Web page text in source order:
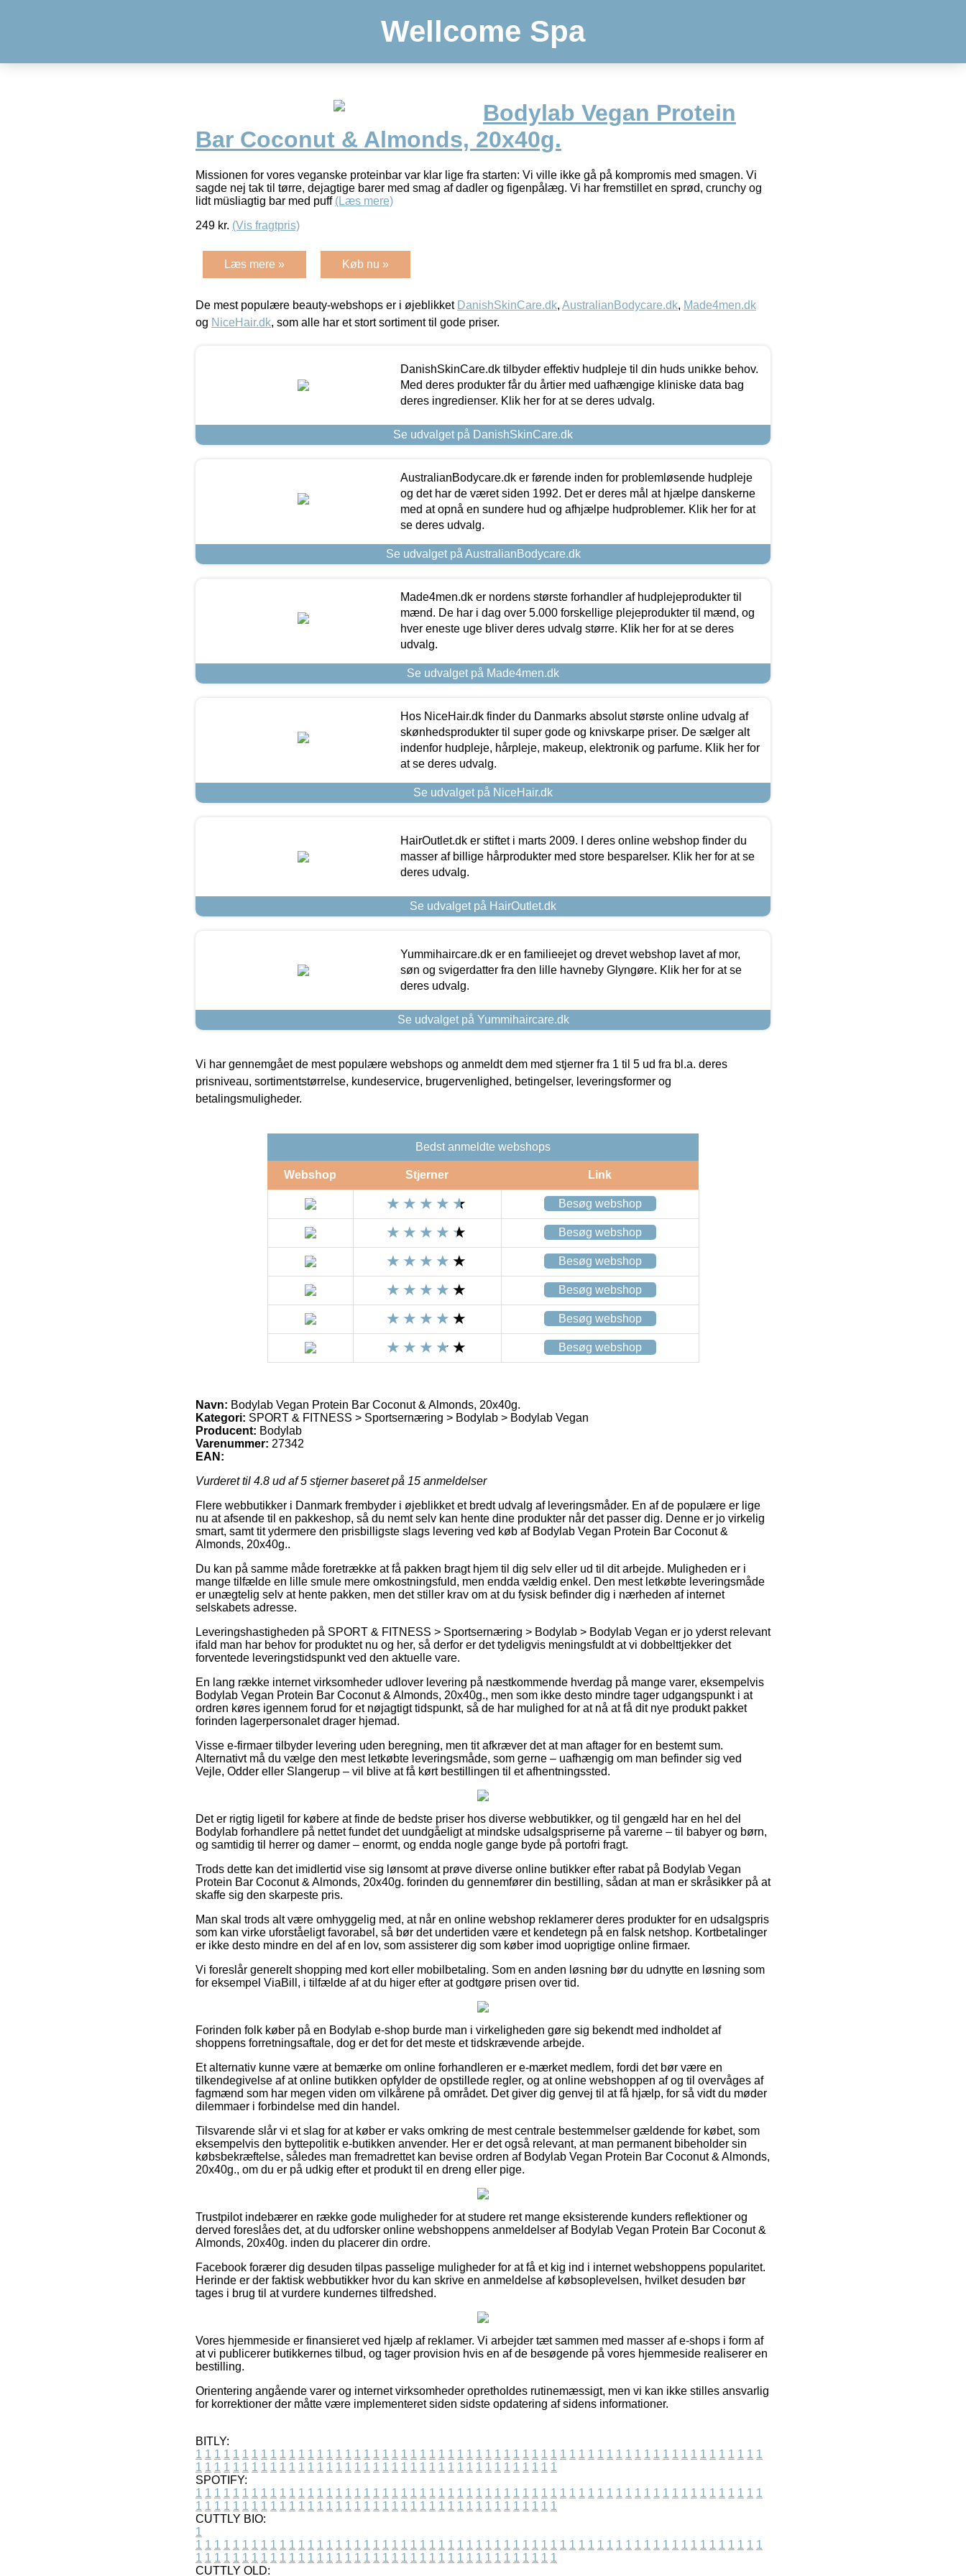
Wellcome Spa
Bodylab Vegan Protein
Bar Coconut & Almonds, 20x40g.
Missionen for vores veganske proteinbar var klar lige fra starten: Vi ville ikke gå på kompromis med smagen. Vi
sagde nej tak til tørre, dejagtige barer med smag af dadler og figenpålæg. Vi har fremstillet en sprød, crunchy og
lidt müsliagtig bar med puff (Læs mere)
249 kr. (Vis fragtpris)
Læs mere » Køb nu »
De mest populære beauty-webshops er i øjeblikket DanishSkinCare.dk, AustralianBodycare.dk, Made4men.dk
og NiceHair.dk, som alle har et stort sortiment til gode priser.
DanishSkinCare.dk tilbyder effektiv hudpleje til din huds unikke behov.
Med deres produkter får du årtier med uafhængige kliniske data bag
deres ingredienser. Klik her for at se deres udvalg.
Se udvalget på DanishSkinCare.dk
AustralianBodycare.dk er førende inden for problemløsende hudpleje
og det har de været siden 1992. Det er deres mål at hjælpe danskerne
med at opnå en sundere hud og afhjælpe hudproblemer. Klik her for at
se deres udvalg.
Se udvalget på AustralianBodycare.dk
Made4men.dk er nordens største forhandler af hudplejeprodukter til
mænd. De har i dag over 5.000 forskellige plejeprodukter til mænd, og
hver eneste uge bliver deres udvalg større. Klik her for at se deres
udvalg.
Se udvalget på Made4men.dk
Hos NiceHair.dk finder du Danmarks absolut største online udvalg af
skønhedsprodukter til super gode og knivskarpe priser. De sælger alt
indenfor hudpleje, hårpleje, makeup, elektronik og parfume. Klik her for
at se deres udvalg.
Se udvalget på NiceHair.dk
HairOutlet.dk er stiftet i marts 2009. I deres online webshop finder du
masser af billige hårprodukter med store besparelser. Klik her for at se
deres udvalg.
Se udvalget på HairOutlet.dk
Yummihaircare.dk er en familieejet og drevet webshop lavet af mor,
søn og svigerdatter fra den lille havneby Glyngøre. Klik her for at se
deres udvalg.
Se udvalget på Yummihaircare.dk
Vi har gennemgået de mest populære webshops og anmeldt dem med stjerner fra 1 til 5 ud fra bl.a. deres
prisniveau, sortimentstørrelse, kundeservice, brugervenlighed, betingelser, leveringsformer og
betalingsmuligheder.
Bedst anmeldte webshops
Webshop Stjerner Link
Besøg webshop
Besøg webshop
Besøg webshop
Besøg webshop
Besøg webshop
Besøg webshop
Navn: Bodylab Vegan Protein Bar Coconut & Almonds, 20x40g.
Kategori: SPORT & FITNESS > Sportsernæring > Bodylab > Bodylab Vegan
Producent: Bodylab
Varenummer: 27342
EAN:
Vurderet til 4.8 ud af 5 stjerner baseret på 15 anmeldelser
Flere webbutikker i Danmark frembyder i øjeblikket et bredt udvalg af leveringsmåder. En af de populære er lige
nu at afsende til en pakkeshop, så du nemt selv kan hente dine produkter når det passer dig. Denne er jo virkelig
smart, samt tit ydermere den prisbilligste slags levering ved køb af Bodylab Vegan Protein Bar Coconut &
Almonds, 20x40g..
Du kan på samme måde foretrække at få pakken bragt hjem til dig selv eller ud til dit arbejde. Muligheden er i
mange tilfælde en lille smule mere omkostningsfuld, men endda vældig enkel. Den mest letkøbte leveringsmåde
er unægtelig selv at hente pakken, men det stiller krav om at du fysisk befinder dig i nærheden af internet
selskabets adresse.
Leveringshastigheden på SPORT & FITNESS > Sportsernæring > Bodylab > Bodylab Vegan er jo yderst relevant
ifald man har behov for produktet nu og her, så derfor er det tydeligvis meningsfuldt at vi dobbelttjekker det
forventede leveringstidspunkt ved den aktuelle vare.
En lang række internet virksomheder udlover levering på næstkommende hverdag på mange varer, eksempelvis
Bodylab Vegan Protein Bar Coconut & Almonds, 20x40g., men som ikke desto mindre tager udgangspunkt i at
ordren køres igennem forud for et nøjagtigt tidspunkt, så de har mulighed for at nå at få dit nye produkt pakket
forinden lagerpersonalet drager hjemad.
Visse e-firmaer tilbyder levering uden beregning, men tit afkræver det at man aftager for en bestemt sum.
Alternativt må du vælge den mest letkøbte leveringsmåde, som gerne – uafhængig om man befinder sig ved
Vejle, Odder eller Slangerup – vil blive at få kørt bestillingen til et afhentningssted.
Det er rigtig ligetil for købere at finde de bedste priser hos diverse webbutikker, og til gengæld har en hel del
Bodylab forhandlere på nettet fundet det uundgåeligt at mindske udsalgspriserne på varerne – til babyer og børn,
og samtidig til herrer og damer – enormt, og endda nogle gange byde på portofri fragt.
Trods dette kan det imidlertid vise sig lønsomt at prøve diverse online butikker efter rabat på Bodylab Vegan
Protein Bar Coconut & Almonds, 20x40g. forinden du gennemfører din bestilling, sådan at man er skråsikker på at
skaffe sig den skarpeste pris.
Man skal trods alt være omhyggelig med, at når en online webshop reklamerer deres produkter for en udsalgspris
som kan virke uforståeligt favorabel, så bør det undertiden være et kendetegn på en falsk netshop. Kortbetalinger
er ikke desto mindre en del af en lov, som assisterer dig som køber imod uoprigtige online firmaer.
Vi foreslår generelt shopping med kort eller mobilbetaling. Som en anden løsning bør du udnytte en løsning som
for eksempel ViaBill, i tilfælde af at du higer efter at godtgøre prisen over tid.
Forinden folk køber på en Bodylab e-shop burde man i virkeligheden gøre sig bekendt med indholdet af
shoppens forretningsaftale, dog er det for det meste et tidskrævende arbejde.
Et alternativ kunne være at bemærke om online forhandleren er e-mærket medlem, fordi det bør være en
tilkendegivelse af at online butikken opfylder de opstillede regler, og at online webshoppen af og til overvåges af
fagmænd som har megen viden om vilkårene på området. Det giver dig genvej til at få hjælp, for så vidt du møder
dilemmaer i forbindelse med din handel.
Tilsvarende slår vi et slag for at køber er vaks omkring de mest centrale bestemmelser gældende for købet, som
eksempelvis den byttepolitik e-butikken anvender. Her er det også relevant, at man permanent bibeholder sin
købsbekræftelse, således man fremadrettet kan bevise ordren af Bodylab Vegan Protein Bar Coconut & Almonds,
20x40g., om du er på udkig efter et produkt til en dreng eller pige.
Trustpilot indebærer en række gode muligheder for at studere ret mange eksisterende kunders reflektioner og
derved foreslåes det, at du udforsker online webshoppens anmeldelser af Bodylab Vegan Protein Bar Coconut &
Almonds, 20x40g. inden du placerer din ordre.
Facebook forærer dig desuden tilpas passelige muligheder for at få et kig ind i internet webshoppens popularitet.
Herinde er der faktisk webbutikker hvor du kan skrive en anmeldelse af købsoplevelsen, hvilket desuden bør
tages i brug til at vurdere kundernes tilfredshed.
Vores hjemmeside er finansieret ved hjælp af reklamer. Vi arbejder tæt sammen med masser af e-shops i form af
at vi publicerer butikkernes tilbud, og tager provision hvis en af de besøgende på vores hjemmeside realiserer en
bestilling.
Orientering angående varer og internet virksomheder opretholdes rutinemæssigt, men vi kan ikke stilles ansvarlig
for korrektioner der måtte være implementeret siden sidste opdatering af sidens informationer.
BITLY:
1 1 1 1 1 1 1 1 1 1 1 1 1 1 1 1 1 1 1 1 1 1 1 1 1 1 1 1 1 1 1 1 1 1 1 1 1 1 1 1 1 1 1 1 1 1 1 1 1 1 1 1 1 1 1 1 1 1 1 1 1
1 1 1 1 1 1 1 1 1 1 1 1 1 1 1 1 1 1 1 1 1 1 1 1 1 1 1 1 1 1 1 1 1 1 1 1 1 1 1
SPOTIFY:
1 1 1 1 1 1 1 1 1 1 1 1 1 1 1 1 1 1 1 1 1 1 1 1 1 1 1 1 1 1 1 1 1 1 1 1 1 1 1 1 1 1 1 1 1 1 1 1 1 1 1 1 1 1 1 1 1 1 1 1 1
1 1 1 1 1 1 1 1 1 1 1 1 1 1 1 1 1 1 1 1 1 1 1 1 1 1 1 1 1 1 1 1 1 1 1 1 1 1 1
CUTTLY BIO:
1
1 1 1 1 1 1 1 1 1 1 1 1 1 1 1 1 1 1 1 1 1 1 1 1 1 1 1 1 1 1 1 1 1 1 1 1 1 1 1 1 1 1 1 1 1 1 1 1 1 1 1 1 1 1 1 1 1 1 1 1 1
1 1 1 1 1 1 1 1 1 1 1 1 1 1 1 1 1 1 1 1 1 1 1 1 1 1 1 1 1 1 1 1 1 1 1 1 1 1 1
CUTTLY OLD: